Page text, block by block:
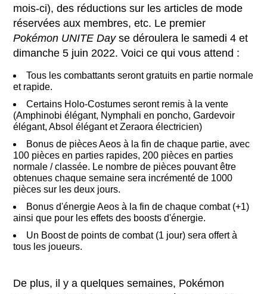
mois-ci), des réductions sur les articles de mode
réservées aux membres, etc. Le premier
Pokémon UNITE Dayse déroulera le samedi 4 et
dimanche 5 juin 2022. Voici ce qui vous attend :
Tous les combattants seront gratuits en partie normale
et rapide.
Certains Holo-Costumes seront remis à la vente
(Amphinobi élégant, Nymphali en poncho, Gardevoir
élégant, Absol élégant et Zeraora électricien)
Bonus de pièces Aeos à la fin de chaque partie, avec
100 pièces en parties rapides, 200 pièces en parties
normale / classée. Le nombre de pièces pouvant être
obtenues chaque semaine sera incrémenté de 1000
pièces sur les deux jours.
Bonus d'énergie Aeos à la fin de chaque combat (+1)
ainsi que pour les effets des boosts d'énergie.
Un Boost de points de combat (1 jour) sera offert à
tous les joueurs.
De plus, il y a quelques semaines, Pokémon